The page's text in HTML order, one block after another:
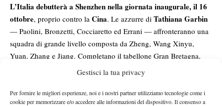
Gestisci la tua privacy
Per fornire le migliori esperienze, noi e i nostri partner utilizziamo tecnologie come i
cookie per memorizzare e/o accedere alle informazioni del dispositivo. Il consenso a
L’Italia debutterà a Shenzhen nella giornata inaugurale, il 16
ottobre, proprio contro la Cina. Le azzurre di Tathiana Garbin
— Paolini, Bronzetti, Cocciaretto ed Errani — affronteranno una
squadra di grande livello composta da Zheng, Wang Xinyu,
Yuan, Zhang e Jiang. Completano il tabellone Gran Bretagna,
Giappone, Kazakistan, Spagna, Ucraina e Stati Uniti.